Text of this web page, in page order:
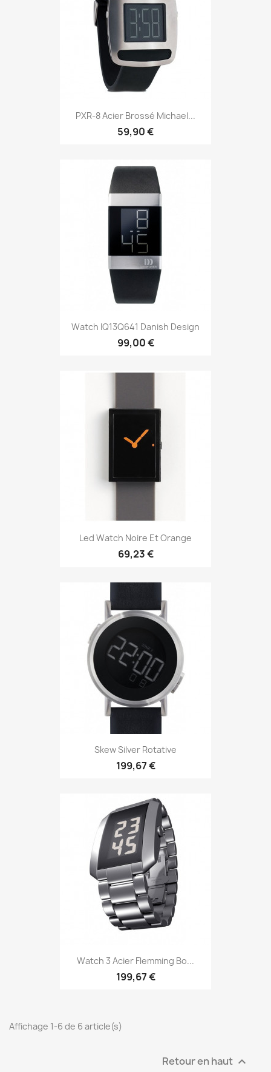
PXR-8 Acier Brossé Michael...
59,90 €
Watch IQ13Q641 Danish Design
99,00 €
Led Watch Noire Et Orange
69,23 €
Skew Silver Rotative
199,67 €
Watch 3 Acier Flemming Bo...
199,67 €
Affichage 1-6 de 6 article(s)
Retour en haut 